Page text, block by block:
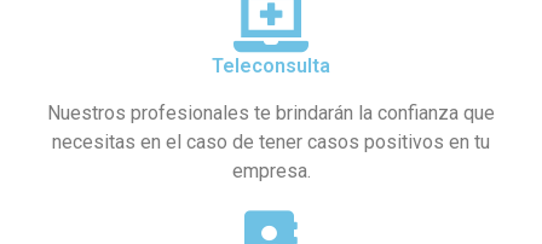
Teleconsulta
Nuestros profesionales te brindarán la confianza que
necesitas en el caso de tener casos positivos en tu
empresa.